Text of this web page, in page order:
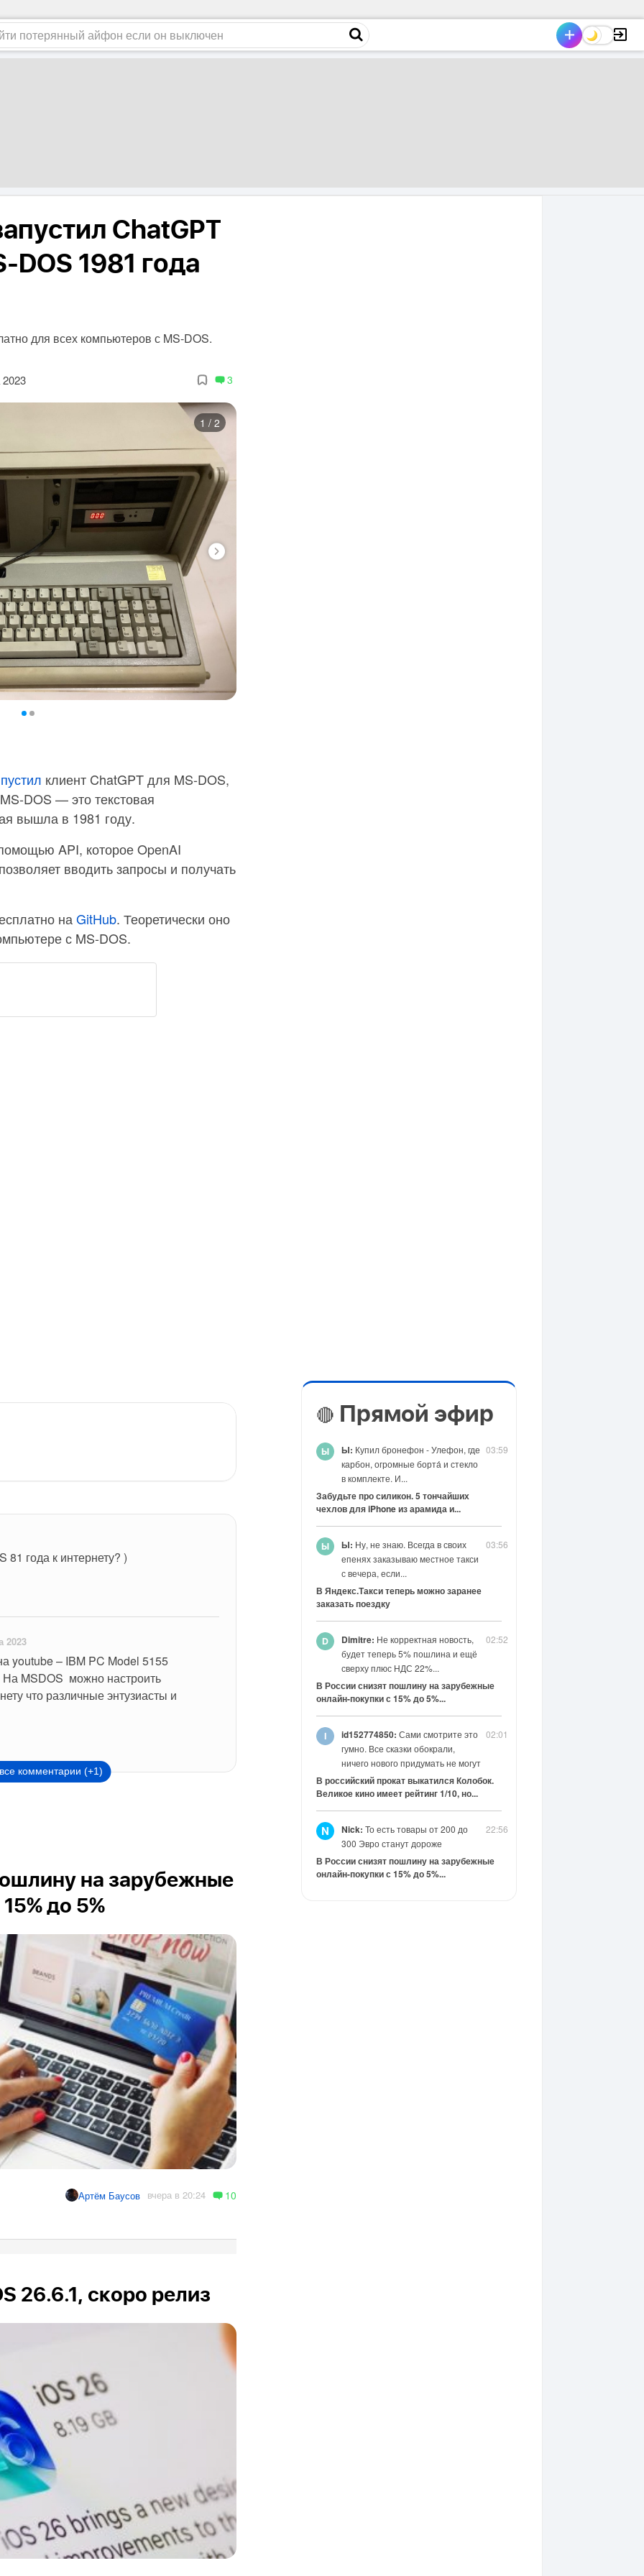
ChatGPT
DOS 1981 года
для всех компьютеров с MS-DOS.
3
1 / 2
клиент ChatGPT для MS-DOS,
DOS — это текстовая
вышла в 1981 году.
API, которое OpenAI
вводить запросы и получать
на GitHub. Теоретически оно
с MS-DOS.
81 года к интернету? )
2023
youtube – IBM PC Model 5155
MSDOS  можно настроить
что различные энтузиасты и
комментарии (+1)
на зарубежные
до 5%
Артём Баусов вчера в 20:24 10
26.6.1, скоро релиз
🔴 Прямой эфир
03:59
Ы: Купил бронефон - Улефон, где
карбон, огромные борта́ и стекло
в комплекте. И...
Забудьте про силикон. 5 тончайших
чехлов для iPhone из арамида и...
03:56
Ы: Ну, не знаю. Всегда в своих
епенях заказываю местное такси
с вечера, если...
В Яндекс.Такси теперь можно заранее
заказать поездку
02:52
Dimitre: Не корректная новость,
будет теперь 5% пошлина и ещё
сверху плюс НДС 22%...
В России снизят пошлину на зарубежные
онлайн-покупки с 15% до 5%...
02:01
id152774850: Сами смотрите это
гумно. Все сказки обокрали,
ничего нового придумать не могут
В российский прокат выкатился Колобок.
Великое кино имеет рейтинг 1/10, но...
22:56
N Nick: То есть товары от 200 до
300 Эвро станут дороже
В России снизят пошлину на зарубежные
онлайн-покупки с 15% до 5%...